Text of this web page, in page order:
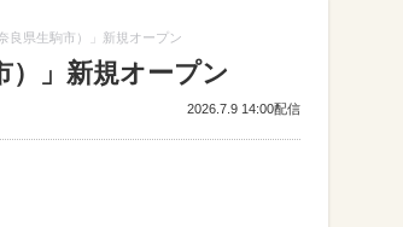
良県生駒市）」新規オープン
）」新規オープン
2026.7.9 14:00配信